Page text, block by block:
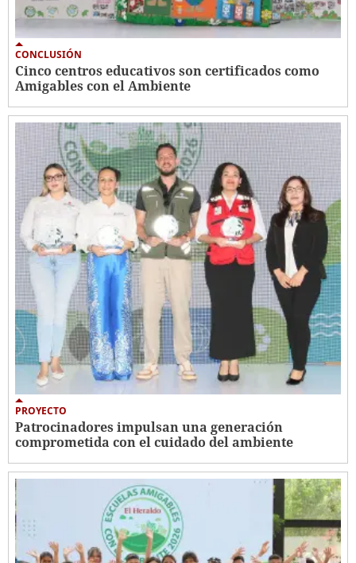
CONCLUSIÓN
Cinco centros educativos son certificados como
Amigables con el Ambiente
PROYECTO
Patrocinadores impulsan una generación
comprometida con el cuidado del ambiente